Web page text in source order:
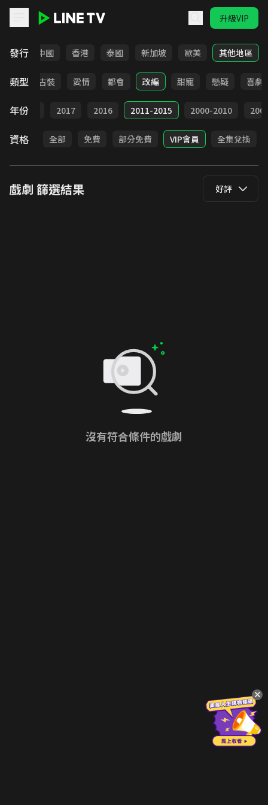
升級VIP
發行
韓國 中國 香港 泰國 新加坡 歐美 其他地區
類型
家庭 古裝 愛情 都會 改編 甜寵 懸疑 喜劇
年份
2018 2017 2016 2011-2015 2000-2010
資格 全部 免費 部分免費 VIP會員 全集兌換
戲劇 篩選結果 好評
沒有符合條件的戲劇